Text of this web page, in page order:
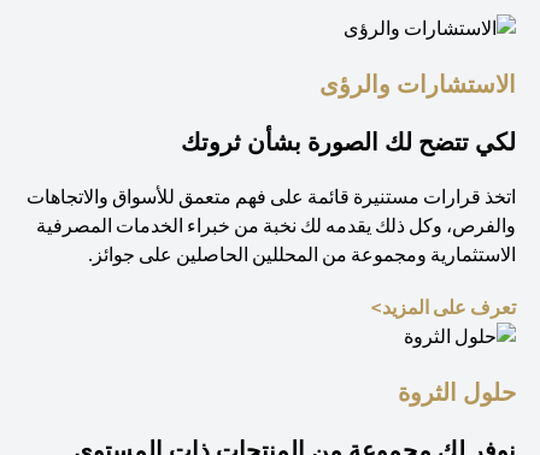
الاستشارات والرؤى
لكي تتضح لك الصورة بشأن ثروتك
اتخذ قرارات مستنيرة قائمة على فهم متعمق للأسواق والاتجاهات
والفرص، وكل ذلك يقدمه لك نخبة من خبراء الخدمات المصرفية
الاستثمارية ومجموعة من المحللين الحاصلين على جوائز.
تعرف على المزيد>
حلول الثروة